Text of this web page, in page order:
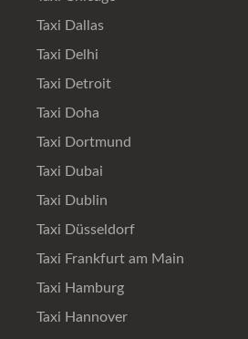
Taxi Dallas
Taxi Delhi
Taxi Detroit
Taxi Doha
Taxi Dortmund
Taxi Dubai
Taxi Dublin
Taxi Düsseldorf
Taxi Frankfurt am Main
Taxi Hamburg
Taxi Hannover